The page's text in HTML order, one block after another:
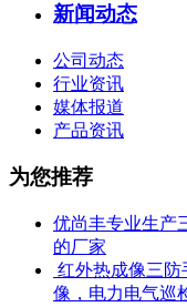
新闻动态
公司动态
行业资讯
媒体报道
产品资讯
为您推荐
优尚丰专业生产
的厂家
红外热成像三
像，电力电气巡